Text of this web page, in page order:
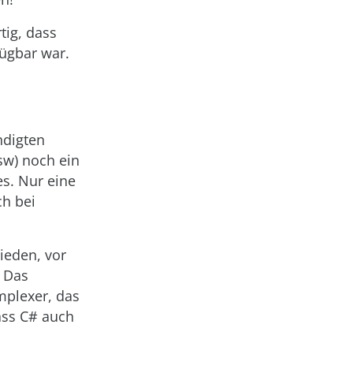
dass
war.
noch ein
Nur eine
bei
vor
das
C# auch